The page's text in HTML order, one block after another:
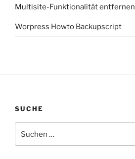
Multisite-Funktionalität entfernen
Worpress Howto Backupscript
SUCHE
nach: